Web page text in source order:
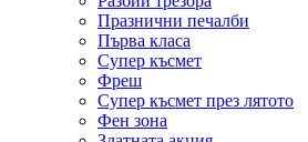
Празнични печалби
Първа класа
Супер късмет
Фреш
Супер късмет през лятото
Фен зона